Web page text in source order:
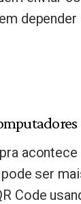
depender
ser
Code